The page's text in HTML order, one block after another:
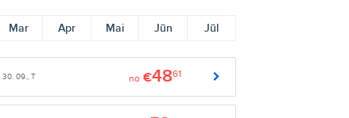
Mar Apr Mai Jūn Jūl
30. 09., T no €4861